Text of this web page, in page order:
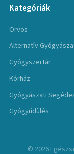
Kategóriák
Orvos
Alternatív
Gyógyszertár
Kórház
Gyógyászati
Gyógyüdülés
© 2026